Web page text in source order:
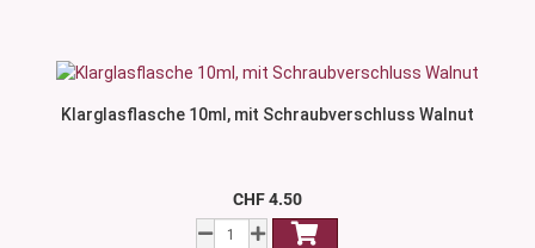
Klarglasflasche 10ml, mit Schraubverschluss Walnut
CHF 4.50